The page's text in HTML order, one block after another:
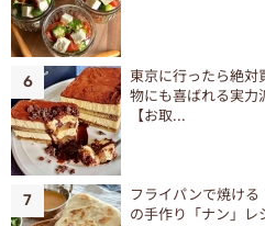
東京に行ったら絶対
物にも喜ばれる実力
【お取...
フライパンで焼け
の手作り「ナン」レ